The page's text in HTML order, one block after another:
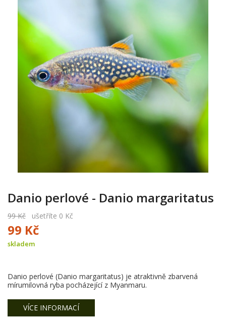
Danio perlové - Danio margaritatus
99 Kč ušetříte 0 Kč
99 Kč
skladem
Danio perlové (Danio margaritatus) je atraktivně zbarvená
mírumilovná ryba pocházející z Myanmaru.
VÍCE INFORMACÍ